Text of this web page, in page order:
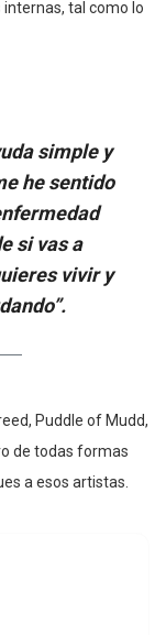
tal como lo
simple y
he sentido
si vas a
vivir y
Puddle of Mudd,
de todas formas
a esos artistas.